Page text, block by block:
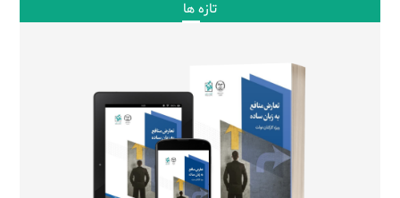
تازه ها